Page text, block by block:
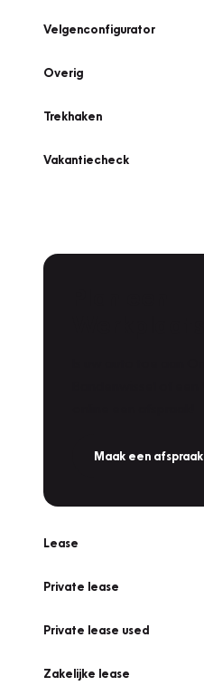
Velgenconfigurator
Overig
Trekhaken
Vakantiecheck
Maak een afspraak
Lease
Private lease
Private lease used
Zakelijke lease